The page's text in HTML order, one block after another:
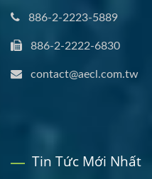
886-2-2223-5889
886-2-2222-6830
contact@aecl.com.tw
Tin Tức Mới Nhất